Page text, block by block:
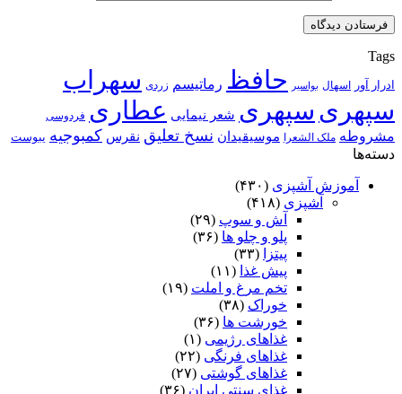
اسهال بواسیر حافظ رماتیسم زردی سهراب
سپهری شعر نیمایی عطاری فردوسی
ملک الشعرا موسیقیدان نسخ تعلیق نقرس کمبوجیه یبوست
آشپزی(۴۳۰)
آشپزی
آش و سوپ (۲۹)
پلو و چلو ها(۳۶)
(۳۳)
پیش غذا(۱۱)
تخم مرغ و املت (۱۹)
خوراک
(۳۸)
خورشت ها (۳۶)
غذاهای رژیمی(۱)
غذاهای فرنگی(۲۲)
غذاهای گوشتی (۲۷)
غذای سنتی ایران(۳۶)